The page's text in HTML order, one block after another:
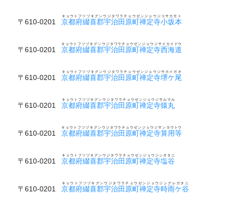
〒610-0201 京都府綴喜郡宇治田原町禅定寺小坂本
キョウトフツヅキグンウジタワラチョウゼンジョウジコサカモト
〒610-0201 京都府綴喜郡宇治田原町禅定寺西海道
キョウトフツヅキグンウジタワラチョウゼンジョウジサイカイドウ
〒610-0201 京都府綴喜郡宇治田原町禅定寺堺ケ尾
キョウトフツヅキグンウジタワラチョウゼンジョウジサカイガオ
〒610-0201 京都府綴喜郡宇治田原町禅定寺猿丸
キョウトフツヅキグンウジタワラチョウゼンジョウジサルマル
〒610-0201 京都府綴喜郡宇治田原町禅定寺算用等
キョウトフツヅキグンウジタワラチョウゼンジョウジサンヨウトウ
〒610-0201 京都府綴喜郡宇治田原町禅定寺塩谷
キョウトフツヅキグンウジタワラチョウゼンジョウジシオタニ
〒610-0201 京都府綴喜郡宇治田原町禅定寺時雨ケ谷
キョウトフツヅキグンウジタワラチョウゼンジョウジシグレガタニ